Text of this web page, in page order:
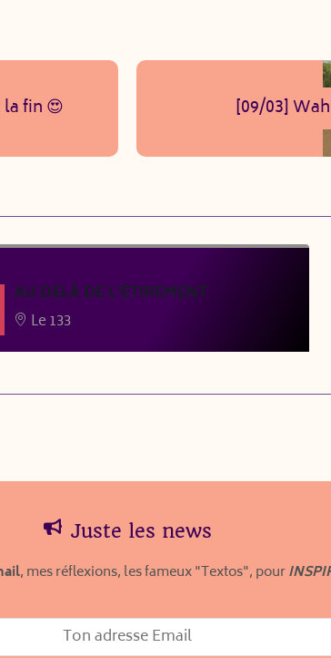
la fin 😍 [09/03]
AU DELÀ DE L’ÉTIREMENT
Le 133
Juste les news
, mes réflexions, les fameux "Textos", pour